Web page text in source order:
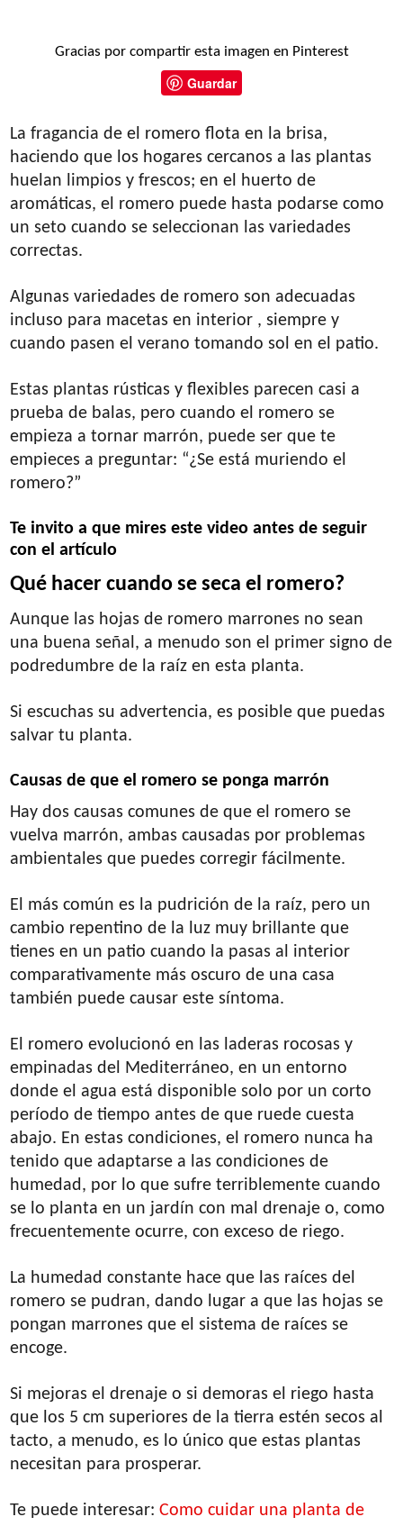
Gracias por compartir esta imagen en Pinterest
Guardar
La fragancia de el romero flota en la brisa,
haciendo que los hogares cercanos a las plantas
huelan limpios y frescos; en el huerto de
aromáticas, el romero puede hasta podarse como
un seto cuando se seleccionan las variedades
correctas.
Algunas variedades de romero son adecuadas
incluso para macetas en interior , siempre y
cuando pasen el verano tomando sol en el patio.
Estas plantas rústicas y flexibles parecen casi a
prueba de balas, pero cuando el romero se
empieza a tornar marrón, puede ser que te
empieces a preguntar: “¿Se está muriendo el
romero?”
Te invito a que mires este video antes de seguir
con el artículo
Qué hacer cuando se seca el romero?
Aunque las hojas de romero marrones no sean
una buena señal, a menudo son el primer signo de
podredumbre de la raíz en esta planta.
Si escuchas su advertencia, es posible que puedas
salvar tu planta.
Causas de que el romero se ponga marrón
Hay dos causas comunes de que el romero se
vuelva marrón, ambas causadas por problemas
ambientales que puedes corregir fácilmente.
El más común es la pudrición de la raíz, pero un
cambio repentino de la luz muy brillante que
tienes en un patio cuando la pasas al interior
comparativamente más oscuro de una casa
también puede causar este síntoma.
El romero evolucionó en las laderas rocosas y
empinadas del Mediterráneo, en un entorno
donde el agua está disponible solo por un corto
período de tiempo antes de que ruede cuesta
abajo. En estas condiciones, el romero nunca ha
tenido que adaptarse a las condiciones de
humedad, por lo que sufre terriblemente cuando
se lo planta en un jardín con mal drenaje o, como
frecuentemente ocurre, con exceso de riego.
La humedad constante hace que las raíces del
romero se pudran, dando lugar a que las hojas se
pongan marrones que el sistema de raíces se
encoge.
Si mejoras el drenaje o si demoras el riego hasta
que los 5 cm superiores de la tierra estén secos al
tacto, a menudo, es lo único que estas plantas
necesitan para prosperar.
Te puede interesar:Como cuidar una planta de